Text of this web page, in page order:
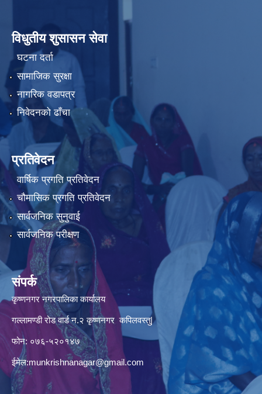
विधुतीय शुसासन सेवा
घटना दर्ता
सामाजिक सुरक्षा
नागरिक वडापत्र
निवेदनको ढाँचा
प्रतिवेदन
वार्षिक प्रगति प्रतिवेदन
चौमासिक प्रगति प्रतिवेदन
सार्वजनिक सुनुवाई
सार्वजनिक परीक्षण
संपर्क
कृष्णनगर नगरपालिका कार्यालय
गल्लामण्डी रोड वार्ड न.२ कृष्णनगर कपिलवस्तु|
फोन: ०७६-५२०१४७
ईमेल:munkrishnanagar@gmail.com